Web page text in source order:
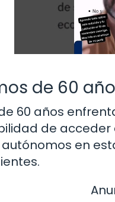
de 60
60 años
de
en